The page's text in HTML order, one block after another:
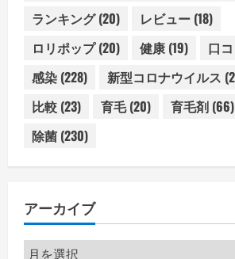
ランキング(20) レビュー (18)
ロリポップ(20) 健康 (19) 口コ
感染 (228) 新型コロナウイルス
比較 (23) 育毛(20) 育毛剤 (66)
除菌 (230)
アーカイブ
ア